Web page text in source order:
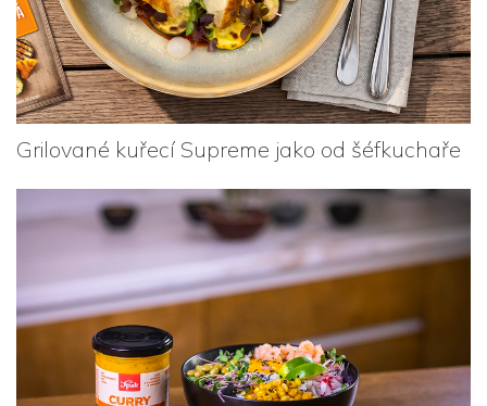
Grilované kuřecí Supreme jako od šéfkuchaře